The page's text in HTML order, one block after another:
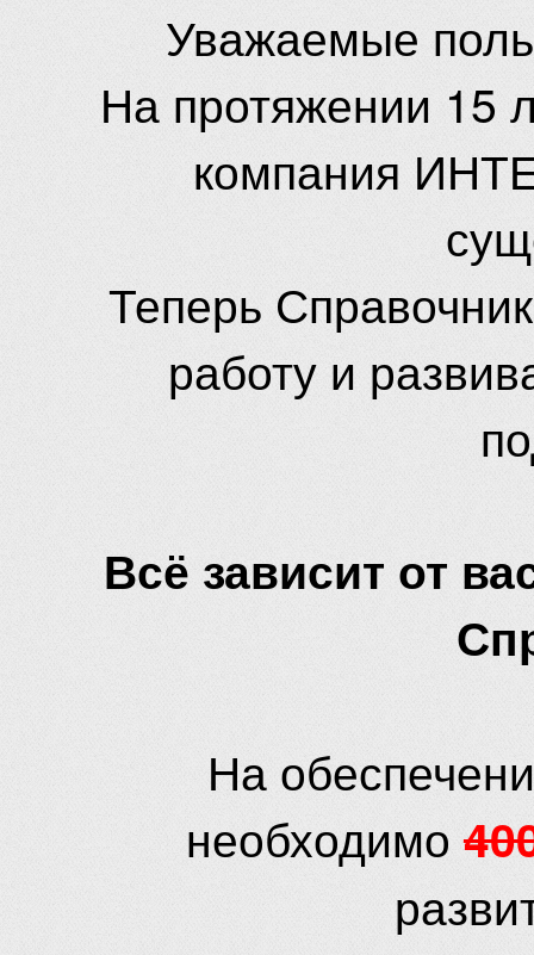
Уважаемые
На протяжении 15
компания
Теперь
работу и
Всё зависит от
На
необходимо